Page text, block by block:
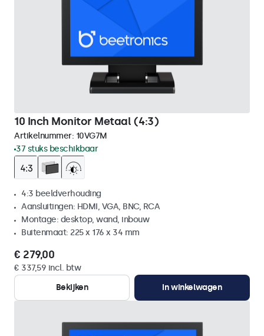
10 Inch Monitor Metaal (4:3)
Artikelnummer: 10VG7M
37 stuks beschikbaar
4:3 beeldverhouding
Aansluitingen: HDMI, VGA, BNC, RCA
Montage: desktop, wand, inbouw
Buitenmaat: 225 x 176 x 34 mm
€ 279,00
€ 337,59 incl. btw
Bekijken
In winkelwagen